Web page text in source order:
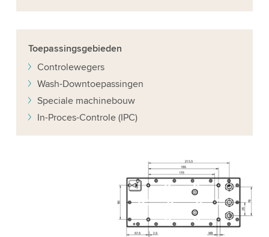
Toepassingsgebieden
Controlewegers
Wash-Downtoepassingen
Speciale machinebouw
In-Proces-Controle (IPC)